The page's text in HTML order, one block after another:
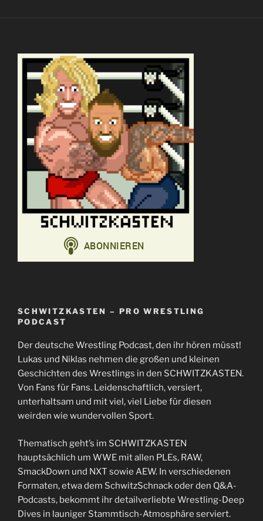
SCHWITZKASTEN – PRO WRESTLING
PODCAST
Der deutsche Wrestling Podcast, den ihr hören müsst!
Lukas und Niklas nehmen die großen und kleinen
Geschichten des Wrestlings in den SCHWITZKASTEN.
Von Fans für Fans. Leidenschaftlich, versiert,
unterhaltsam und mit viel, viel Liebe für diesen
weirden wie wundervollen Sport.
Thematisch geht’s im SCHWITZKASTEN
hauptsächlich um WWE mit allen PLEs, RAW,
SmackDown und NXT sowie AEW. In verschiedenen
Formaten, etwa dem SchwitzSchnack oder den Q&A-
Podcasts, bekommt ihr detailverliebte Wrestling-Deep
Dives in launiger Stammtisch-Atmosphäre serviert.